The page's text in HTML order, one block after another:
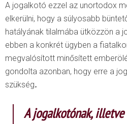
A jogalkotó ezzel az unortodox
elkerülni, hogy a súlyosabb
hatályának tilalmába ütközzön a
ebben a konkrét ügyben a
megvalósított minősített
gondolta azonban, hogy erre a
szükség.
A jogalkotónak, illetve